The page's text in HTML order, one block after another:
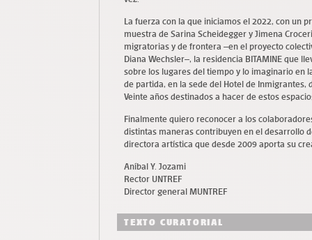
La fuerza con la que iniciamos el 2022, con un
muestra de Sarina Scheidegger y Jimena
migratorias y de frontera –en el proyecto
Diana Wechsler–, la residencia BITAMINE que
sobre los lugares del tiempo y lo imaginario en
de partida, en la sede del Hotel de
Veinte años destinados a hacer de estos
Finalmente quiero reconocer a los
distintas maneras contribuyen en el desarrollo
directora artística que desde 2009 aporta su
Aníbal Y. Jozami
Rector UNTREF
Director general MUNTREF
TEXTO CURATORIAL